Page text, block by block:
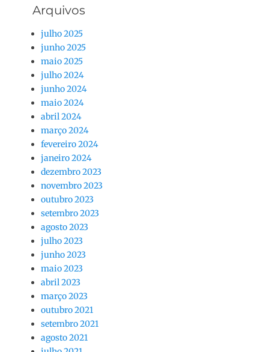
Arquivos
julho 2025
junho 2025
maio 2025
julho 2024
junho 2024
maio 2024
abril 2024
março 2024
fevereiro 2024
janeiro 2024
dezembro 2023
novembro 2023
outubro 2023
setembro 2023
agosto 2023
julho 2023
junho 2023
maio 2023
abril 2023
março 2023
outubro 2021
setembro 2021
agosto 2021